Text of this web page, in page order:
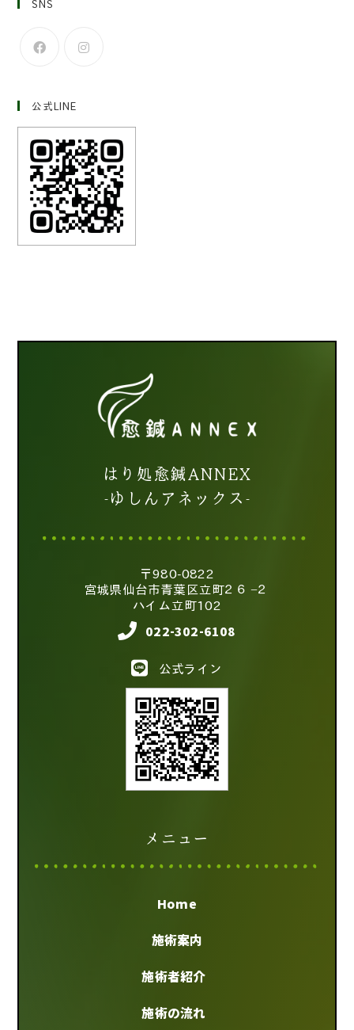
SNS
公式LINE
はり処愈鍼ANNEX
-ゆしんアネックス-
〒980-0822
宮城県仙台市青葉区立町２６−２
ハイム立町102
022-302-6108
公式ライン
メニュー
Home
施術案内
施術者紹介
施術の流れ